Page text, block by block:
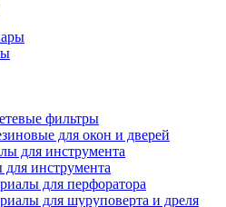
фильтры
для окон и дверей
инструмента
для перфоратора
для шуруповерта и дреля